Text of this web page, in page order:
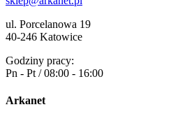
ul. Porcelanowa 19
40-246 Katowice
Godziny pracy:
Pn - Pt / 08:00 - 16:00
Arkanet